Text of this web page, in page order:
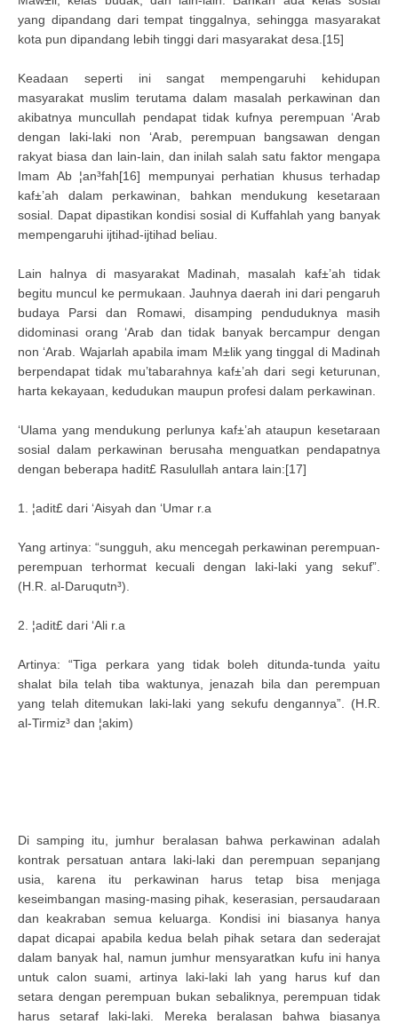
yang dipandang dari tempat tinggalnya, sehingga masyarakat
kota pun dipandang lebih tinggi dari masyarakat desa.[15]
Keadaan seperti ini sangat mempengaruhi kehidupan
masyarakat muslim terutama dalam masalah perkawinan dan
akibatnya muncullah pendapat tidak kufnya perempuan ‘Arab
dengan laki-laki non ‘Arab, perempuan bangsawan dengan
rakyat biasa dan lain-lain, dan inilah salah satu faktor mengapa
Imam Ab ¦an³fah[16] mempunyai perhatian khusus terhadap
kaf±’ah dalam perkawinan, bahkan mendukung kesetaraan
sosial. Dapat dipastikan kondisi sosial di Kuffahlah yang banyak
mempengaruhi ijtihad-ijtihad beliau.
Lain halnya di masyarakat Madinah, masalah kaf±’ah tidak
begitu muncul ke permukaan. Jauhnya daerah ini dari pengaruh
budaya Parsi dan Romawi, disamping penduduknya masih
didominasi orang ‘Arab dan tidak banyak bercampur dengan
non ‘Arab. Wajarlah apabila imam M±lik yang tinggal di Madinah
berpendapat tidak mu’tabarahnya kaf±’ah dari segi keturunan,
harta kekayaan, kedudukan maupun profesi dalam perkawinan.
‘Ulama yang mendukung perlunya kaf±’ah ataupun kesetaraan
sosial dalam perkawinan berusaha menguatkan pendapatnya
dengan beberapa hadit£ Rasulullah antara lain:[17]
1. ¦adit£ dari ‘Aisyah dan ‘Umar r.a
Yang artinya: “sungguh, aku mencegah perkawinan perempuan-
perempuan terhormat kecuali dengan laki-laki yang sekuf”.
(H.R. al-Daruqutn³).
2. ¦adit£ dari ‘Ali r.a
Artinya: “Tiga perkara yang tidak boleh ditunda-tunda yaitu
shalat bila telah tiba waktunya, jenazah bila dan perempuan
yang telah ditemukan laki-laki yang sekufu dengannya”. (H.R.
al-Tirmiz³ dan ¦akim)
Di samping itu, jumhur beralasan bahwa perkawinan adalah
kontrak persatuan antara laki-laki dan perempuan sepanjang
usia, karena itu perkawinan harus tetap bisa menjaga
keseimbangan masing-masing pihak, keserasian, persaudaraan
dan keakraban semua keluarga. Kondisi ini biasanya hanya
dapat dicapai apabila kedua belah pihak setara dan sederajat
dalam banyak hal, namun jumhur mensyaratkan kufu ini hanya
untuk calon suami, artinya laki-laki lah yang harus kuf dan
setara dengan perempuan bukan sebaliknya, perempuan tidak
harus setaraf laki-laki. Mereka beralasan bahwa biasanya